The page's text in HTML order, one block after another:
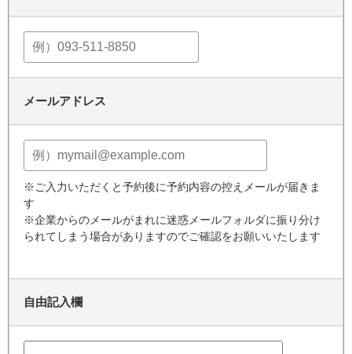
メールアドレス
※ご入力いただくと予約後に予約内容の控えメールが届きま
す
※企業からのメールがまれに迷惑メールフォルダに振り分け
られてしまう場合がありますのでご確認をお願いいたします
自由記入欄